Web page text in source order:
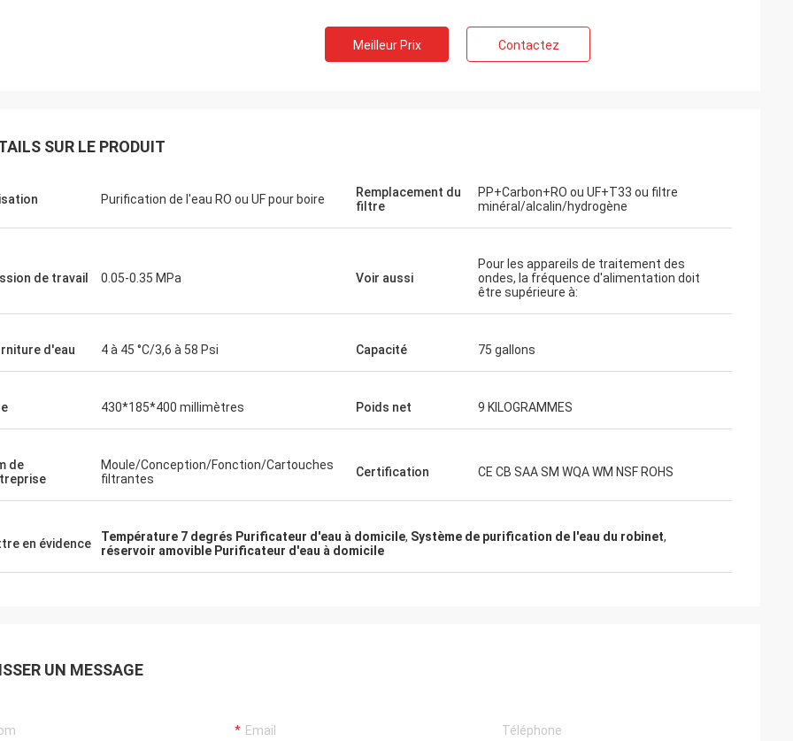
Meilleur Prix Contactez
SUR LE PRODUIT
Purification de l'eau RO ou UF pour boire
Remplacement du
filtre
PP+Carbon+RO ou UF+T33 ou filtre
minéral/alcalin/hydrogène
de travail 0.05-0.35 MPa Voir aussi
Pour les appareils de traitement des
ondes, la fréquence d'alimentation doit
être supérieure à:
d'eau 4 à 45 °C/3,6 à 58 Psi Capacité 75 gallons
430*185*400 millimètres Poids net 9 KILOGRAMMES
de
Moule/Conception/Fonction/Cartouches
filtrantes
Certification CE CB SAA SM WQA WM NSF ROHS
en évidence Température 7 degrés Purificateur d'eau à domicile, Système de purification de l'eau du robinet,
réservoir amovible Purificateur d'eau à domicile
UN MESSAGE